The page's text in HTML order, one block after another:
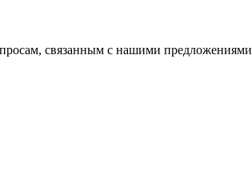
связанным с нашими предложениями